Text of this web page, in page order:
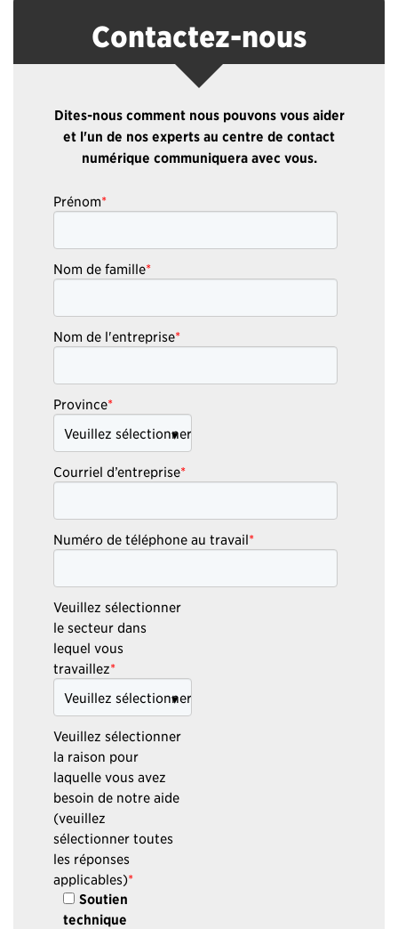
Contactez-nous
Dites-nous comment nous pouvons vous aider
et l'un de nos experts au centre de contact
numérique communiquera avec vous.
Prénom*
Nom de famille*
Nom de l'entreprise*
Province*
Courriel d’entreprise*
Numéro de téléphone au travail*
Veuillez sélectionner
le secteur dans
lequel vous
travaillez*
Veuillez sélectionner
la raison pour
laquelle vous avez
besoin de notre aide
(veuillez
sélectionner toutes
les réponses
applicables)*
Soutien
technique